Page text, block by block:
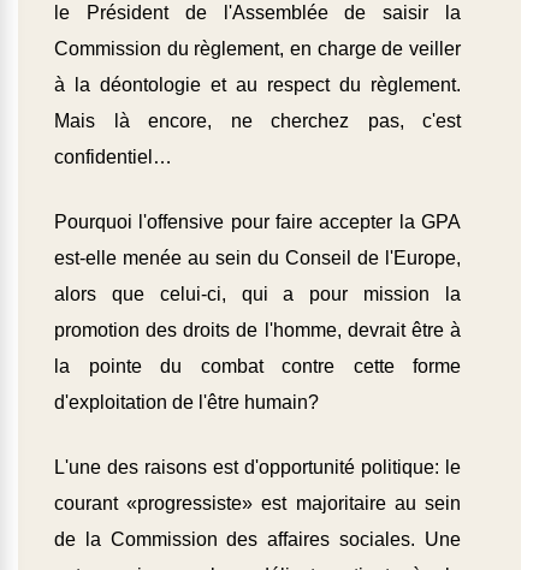
le Président de l'Assemblée de saisir la
Commission du règlement, en charge de veiller
à la déontologie et au respect du règlement.
Mais là encore, ne cherchez pas, c'est
confidentiel…
Pourquoi l'offensive pour faire accepter la GPA
est-elle menée au sein du Conseil de l'Europe,
alors que celui-ci, qui a pour mission la
promotion des droits de l'homme, devrait être à
la pointe du combat contre cette forme
d'exploitation de l'être humain?
L'une des raisons est d'opportunité politique: le
courant «progressiste» est majoritaire au sein
de la Commission des affaires sociales. Une